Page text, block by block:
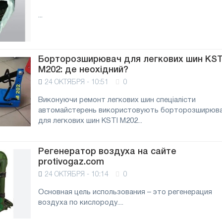
...
Борторозширювач для легкових шин KSTI
М202: де неохідний?
24 ОКТЯБРЯ - 10:51 0
Виконуючи ремонт легкових шин спеціалісти
автомайстерень використовують
для легкових шин KSTI М202...
Регенератор воздуха на сайте
protivogaz.com
24 ОКТЯБРЯ - 10:14 0
Основная цель использования – это регенерация
воздуха по кислороду....